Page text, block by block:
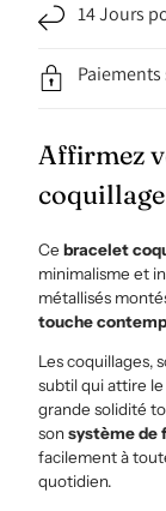
14 Jours
Paiements
Affirmez
Ce bracelet
minimalisme et
métallisés
touche
Les coquillages,
subtil qui attire
grande solidité
son système de
facilement à
quotidien.